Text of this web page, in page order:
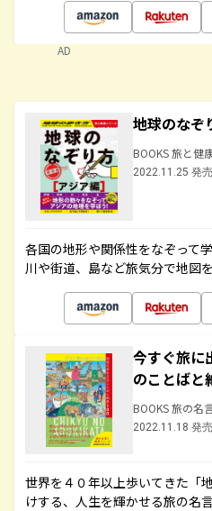
AD
地球のな
BOOKS 旅と健
2022.11.25 発売
各国の地形や関係性をなぞって
川や街道、島など旅気分で地図
今すぐ旅に
のことばと
BOOKS 旅の名
2022.11.18 発売
世界を４０年以上歩いてきた「
けする、人生を輝かせる旅の名